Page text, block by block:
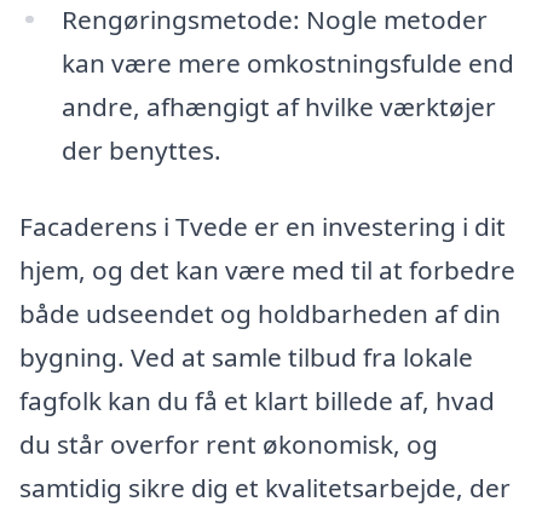
Rengøringsmetode: Nogle metoder
kan være mere omkostningsfulde end
andre, afhængigt af hvilke værktøjer
der benyttes.
Facaderens i Tvede er en investering i dit
hjem, og det kan være med til at forbedre
både udseendet og holdbarheden af din
bygning. Ved at samle tilbud fra lokale
fagfolk kan du få et klart billede af, hvad
du står overfor rent økonomisk, og
samtidig sikre dig et kvalitetsarbejde, der